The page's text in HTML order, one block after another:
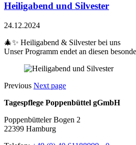
Heiligabend und Silvester
24.12.2024
🎄✨ Heiligabend & Silvester bei uns
Unser Programm endet an diesen
Previous Next page
Tagespflege Poppenbüttel gGmbH
Poppenbütteler Bogen 2
22399 Hamburg